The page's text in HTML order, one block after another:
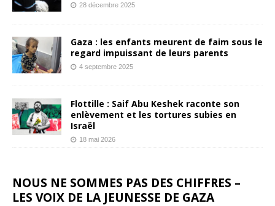
28 décembre 2025
Gaza : les enfants meurent de faim sous le
regard impuissant de leurs parents
4 septembre 2025
Flottille : Saif Abu Keshek raconte son
enlèvement et les tortures subies en
Israël
18 mai 2026
NOUS NE SOMMES PAS DES CHIFFRES –
LES VOIX DE LA JEUNESSE DE GAZA